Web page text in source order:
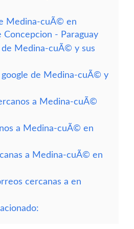
Medina-cuÃ© en
Concepcion - Paraguay
de Medina-cuÃ© y sus
google de Medina-cuÃ© y
a Medina-cuÃ©
a Medina-cuÃ© en
a Medina-cuÃ© en
cercanas a en